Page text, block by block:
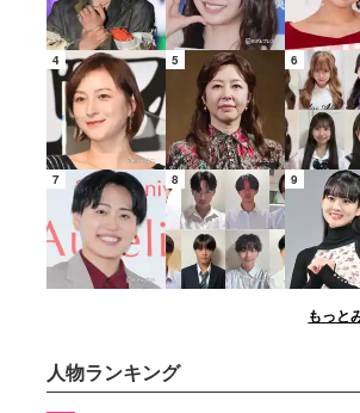
4 5 6
7 8 9
もっと
人物ランキング